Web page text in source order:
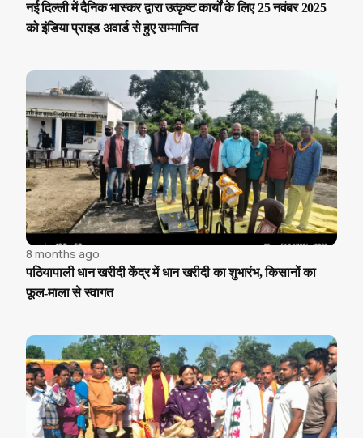
नई दिल्ली में दैनिक भास्कर द्वारा उत्कृष्ट कार्यों के लिए 25 नवंबर 2025
को इंडिया प्राइड अवार्ड से हुए सम्मानित
8 months ago
पठियापाली धान खरीदी केंद्र में धान खरीदी का शुभारंभ, किसानों का
फूल-माला से स्वागत